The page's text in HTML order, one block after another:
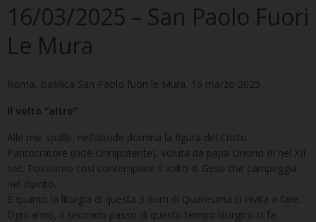
16/03/2025 – San Paolo Fuori
Le Mura
Roma, Basilica San Paolo fuori le Mura, 16 marzo 2025
Il volto “altro”
Alle mie spalle, nell’abside domina la figura del Cristo
Pantocratore (cioè Onnipotente), voluta da papa Onorio III nel XII
sec. Possiamo così contemplare il volto di Gesù che campeggia
nel dipinto.
È quanto la liturgia di questa 3 dom di Quaresima ci invita a fare.
Ogni anno, il secondo passo di questo tempo liturgico ci fa